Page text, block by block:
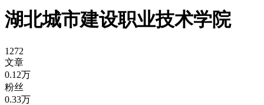
湖北城市建设职业技术学院
1272
文章
0.12万
粉丝
0.33万